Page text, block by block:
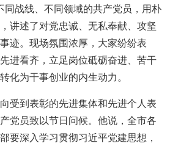
同战线、不同领域的共产党员，用朴
讲述了对党忠诚、无私奉献、攻坚
迹。现场氛围浓厚，大家纷纷表
进看齐，立足岗位砥砺奋进、苦干
化为干事创业的内生动力。
到表彰的先进集体和先进个人表
党员致以节日问候。他说，全市各
要深入学习贯彻习近平党建思想，